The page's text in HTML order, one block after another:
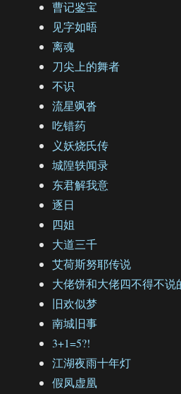
曹记鉴宝
见字如晤
离魂
刀尖上的舞者
不识
流星飒沓
吃错药
义妖烧氏传
城隍轶闻录
东君解我意
逐日
四姐
大道三千
艾荷斯努耶传说
大佬饼和大佬四不得不说
旧欢似梦
南城旧事
3+1=5?!
江湖夜雨十年灯
假凤虚凰